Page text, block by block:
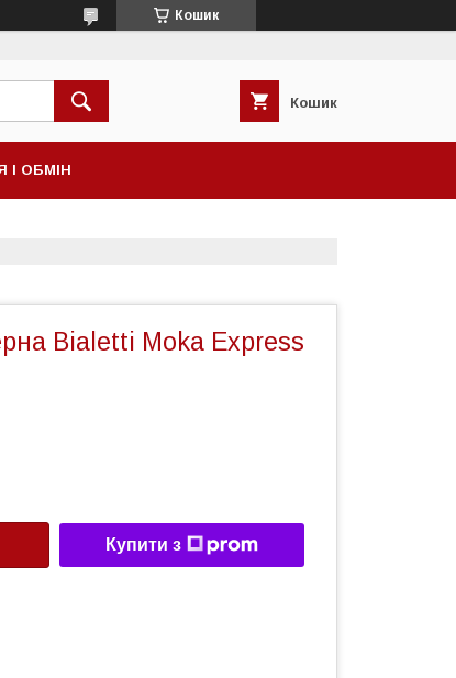
Кошик
Кошик
І ОБМІН
Bialetti Moka Express
Купити з